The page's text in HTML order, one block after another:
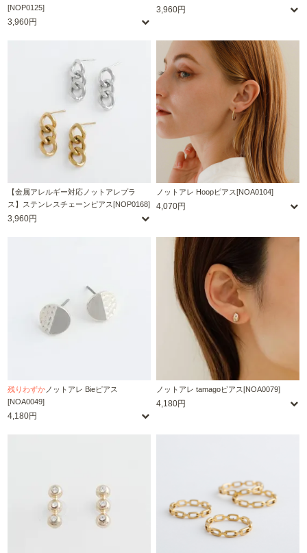
[NOP0125]
3,960円
3,960円
【金属アレルギー対応ノットアレプラ
ス】ステンレスチェーンピアス[NOP0168]
3,960円
ノットアレ Hoopピアス[NOA0104]
4,070円
残りわずか ノットアレ Bieピアス
[NOA0049]
4,180円
ノットアレ tamagoピアス[NOA0079]
4,180円